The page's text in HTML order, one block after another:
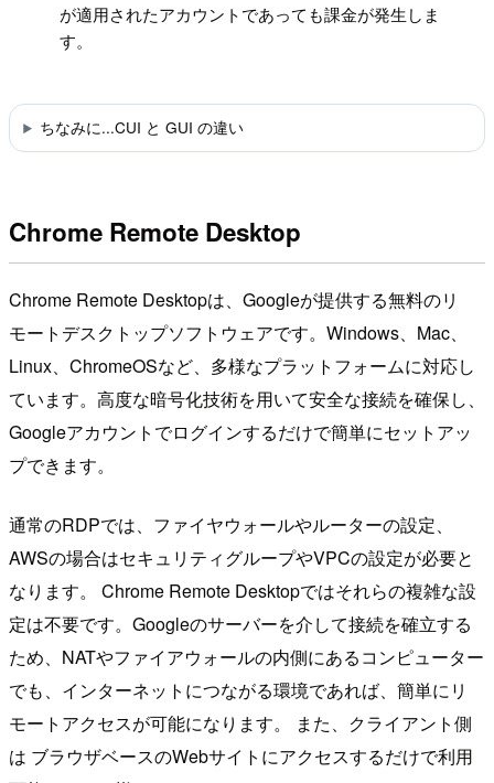
が適用されたアカウントであっても課金が発生しま
す。
ちなみに...CUI と GUI の違い
Chrome Remote Desktop
Chrome Remote Desktopは、Googleが提供する無料のリ
モートデスクトップソフトウェアです。Windows、Mac、
Linux、ChromeOSなど、多様なプラットフォームに対応し
ています。高度な暗号化技術を用いて安全な接続を確保し、
Googleアカウントでログインするだけで簡単にセットアッ
プできます。
通常のRDPでは、ファイヤウォールやルーターの設定、
AWSの場合はセキュリティグループやVPCの設定が必要と
なります。 Chrome Remote Desktopではそれらの複雑な設
定は不要です。Googleのサーバーを介して接続を確立する
ため、NATやファイアウォールの内側にあるコンピューター
でも、インターネットにつながる環境であれば、簡単にリ
モートアクセスが可能になります。 また、クライアント側
は ブラウザベースのWebサイトにアクセスするだけで利用